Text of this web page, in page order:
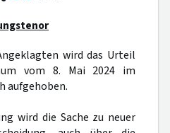
wird das Urteil
vom 8. Mai 2024 im
aufgehoben.
wird die Sache zu neuer